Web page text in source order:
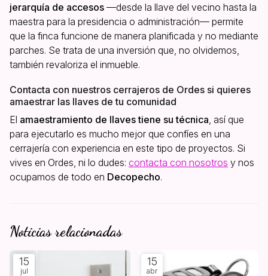
jerarquía de accesos —desde la llave del vecino hasta la
maestra para la presidencia o administración— permite
que la finca funcione de manera planificada y no mediante
parches. Se trata de una inversión que, no olvidemos,
también revaloriza el inmueble.
Contacta con nuestros cerrajeros de Ordes si quieres
amaestrar las llaves de tu comunidad
El amaestramiento de llaves tiene su técnica , así que
para ejecutarlo es mucho mejor que confíes en una
cerrajería con experiencia en este tipo de proyectos. Si
vives en Ordes, ni lo dudes: contacta con nosotros y nos
ocupamos de todo en Decopecho.
Noticias relacionadas
15
jul
15
abr